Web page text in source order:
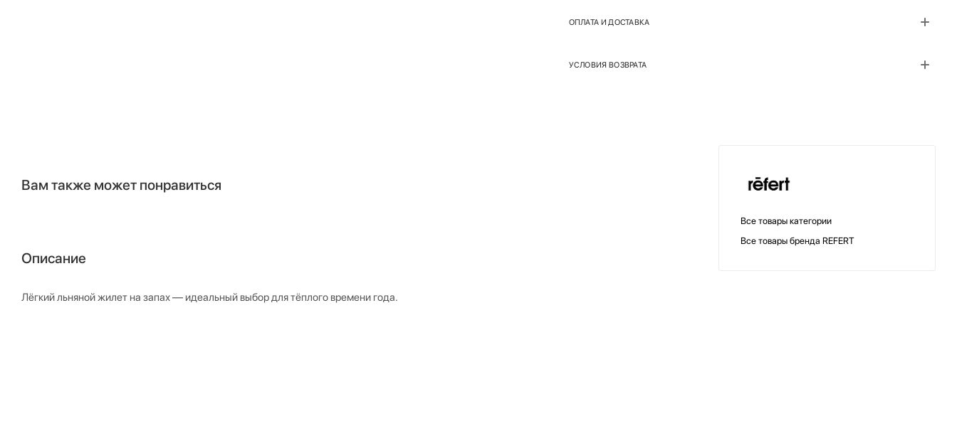
ОПЛАТА И ДОСТАВКА
УСЛОВИЯ ВОЗВРАТА
Вам также может понравиться
Описание
Лёгкий льняной жилет на запах — идеальный выбор для тёплого времени года.
Все товары категории
Все товары бренда REFERT